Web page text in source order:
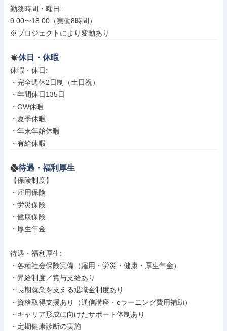
勤務時間・曜日:
9:00〜18:00（実働8時間）
※プロジェクトにより変動あり
休日・休暇
休暇・休日:
・完全週休2日制（土日祝）
・年間休日135日
・GW休暇
・夏季休暇
・年末年始休暇
・有給休暇
待遇・福利厚生
【保険制度】
・雇用保険
・労災保険
・健康保険
・厚生年金
待遇・福利厚生:
・各種社会保険完備（雇用・労災・健康・厚生年金）
・昇給制度／賞与支給あり
・長期就業を支える退職金制度あり
・資格取得支援あり（通信講座・eラーニング費用補助）
・キャリア形成に向けたサポート体制あり
・定期健康診断の実施